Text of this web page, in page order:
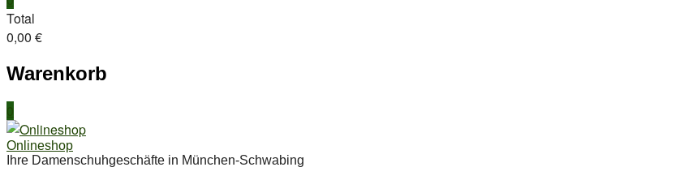
Total
0,00 €
Warenkorb
Onlineshop
Ihre Damenschuhgeschäfte in München-Schwabing